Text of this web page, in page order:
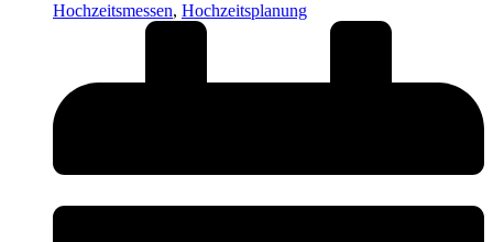
Hochzeitsmessen, Hochzeitsplanung